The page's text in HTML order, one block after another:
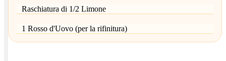
Raschiatura di 1/2 Limone
1 Rosso d'Uovo (per la rifinitura)